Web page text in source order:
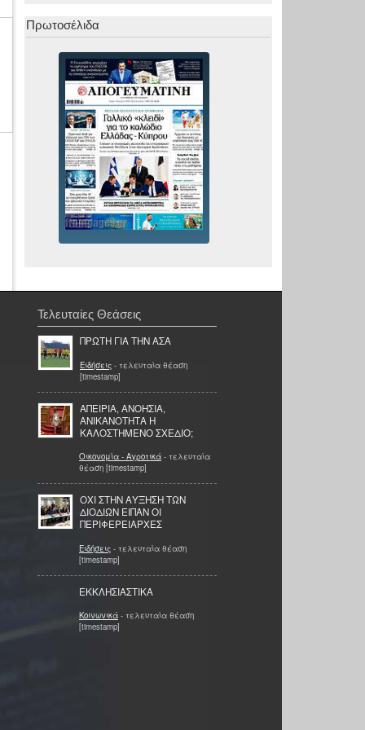
Πρωτοσέλιδα
Τελευταίες Θεάσεις
ΠΡΩΤΗ ΓΙΑ ΤΗΝ ΑΣΑ
Ειδήσεις - τελευταία θέαση
[timestamp]
ΑΠΕΙΡΙΑ, ΑΝΟΗΣΙΑ,
ΑΝΙΚΑΝΟΤΗΤΑ Η
ΚΑΛΟΣΤΗΜΕΝΟ ΣΧΕΔΙΟ;
Οικονομία - Αγροτικά - τελευταία
θέαση [timestamp]
ΟΧΙ ΣΤΗΝ ΑΥΞΗΣΗ ΤΩΝ
ΔΙΟΔΙΩΝ ΕΙΠΑΝ ΟΙ
ΠΕΡΙΦΕΡΕΙΑΡΧΕΣ
Ειδήσεις - τελευταία θέαση
[timestamp]
ΕΚΚΛΗΣΙΑΣΤΙΚΑ
Κοινωνικά - τελευταία θέαση
[timestamp]